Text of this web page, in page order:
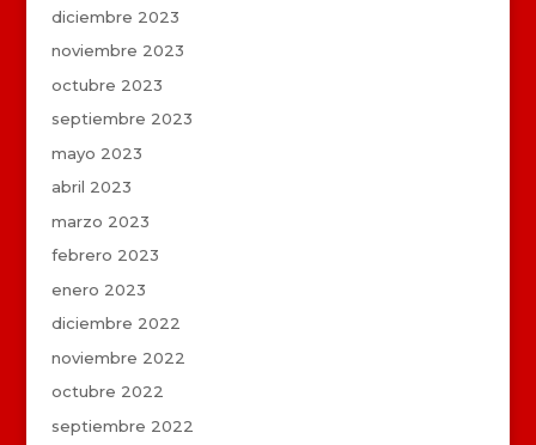
diciembre 2023
noviembre 2023
octubre 2023
septiembre 2023
mayo 2023
abril 2023
marzo 2023
febrero 2023
enero 2023
diciembre 2022
noviembre 2022
octubre 2022
septiembre 2022